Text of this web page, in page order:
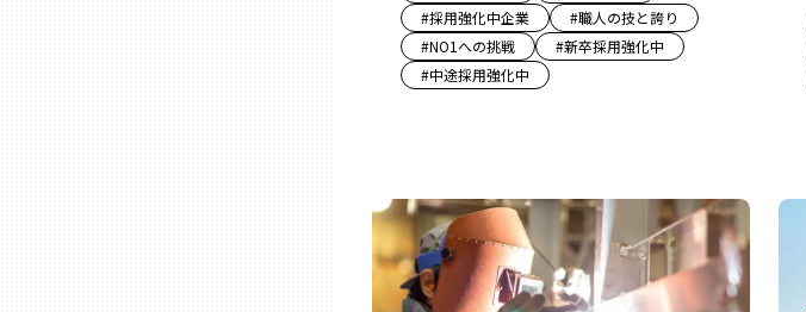
#採用強化中企業 #職人の技と誇り
#NO1への挑戦 #新卒採用強化中
#中途採用強化中